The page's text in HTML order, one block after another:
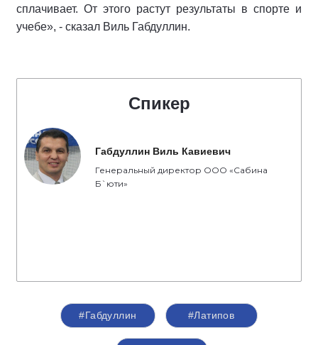
сплачивает. От этого растут результаты в спорте и
учебе», - сказал Виль Габдуллин.
Спикер
Габдуллин Виль Кавиевич
Генеральный директор ООО «Сабина
Б`юти»
#Габдуллин #Латипов